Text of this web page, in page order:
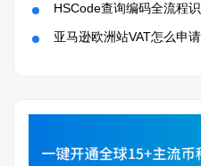
HSCode查询编码全流程
亚马逊欧洲站VAT怎么申